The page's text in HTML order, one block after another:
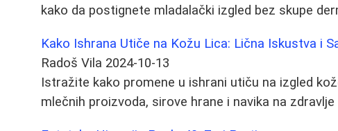
kako da postignete mladalački izgled bez skupe
Kako Ishrana Utiče na Kožu Lica: Lična Iskustva i
Radoš Vila 2024-10-13
Istražite kako promene u ishrani utiču na izgled
mlečnih proizvoda, sirove hrane i navika na zdravlje